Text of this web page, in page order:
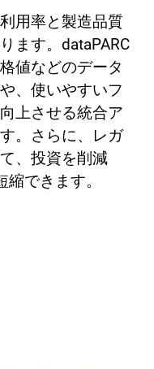
用率と製造品質
ます。dataPARC
値などのデータ
、使いやすいフ
上させる統合ア
。さらに、レガ
、投資を削減
できます。